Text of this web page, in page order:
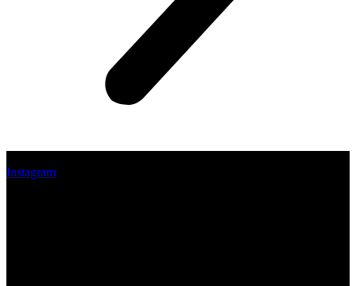
Instagram